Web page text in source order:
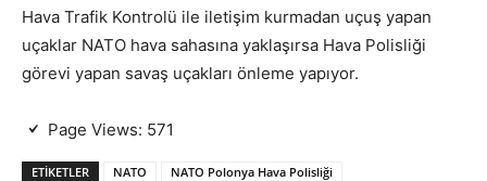
Hava Trafik Kontrolü ile iletişim kurmadan uçuş yapan
uçaklar NATO hava sahasına yaklaşırsa Hava Polisliği
görevi yapan savaş uçakları önleme yapıyor.
Page Views: 571
ETIKETLER NATO NATO Polonya Hava Polisliği